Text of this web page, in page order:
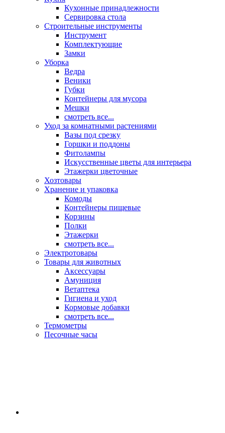
Кухонные принадлежности
Сервировка стола
Строительные инструменты
Инструмент
Комплектующие
Замки
Уборка
Ведра
Веники
Губки
Контейнеры для мусора
Мешки
смотреть все...
Уход за комнатными растениями
Вазы под срезку
Горшки и поддоны
Фитолампы
Искусственные цветы для интерьера
Этажерки цветочные
Хозтовары
Хранение и упаковка
Комоды
Контейнеры пищевые
Корзины
Полки
Этажерки
смотреть все...
Электротовары
Товары для животных
Аксессуары
Амуниция
Ветаптека
Гигиена и уход
Кормовые добавки
смотреть все...
Термометры
Песочные часы